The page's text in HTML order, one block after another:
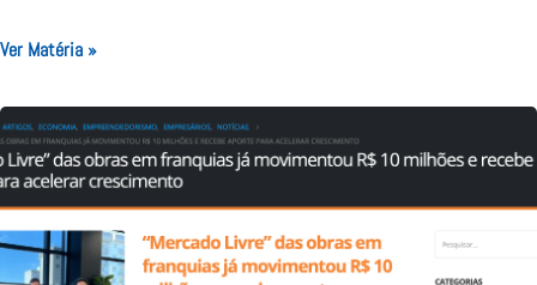
Ver Matéria »